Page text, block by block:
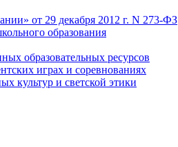
от 29 декабря 2012 г. N 273-ФЗ
образования
образовательных ресурсов
играх и соревнованиях
культур и светской этики